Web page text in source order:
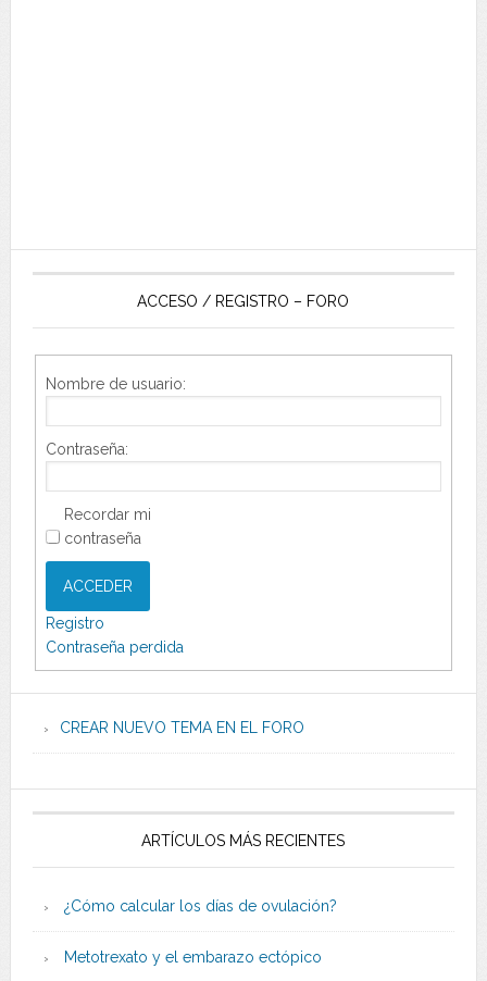
ACCESO / REGISTRO – FORO
Nombre de usuario:
Contraseña:
Recordar mi
contraseña
ACCEDER
Registro
Contraseña perdida
CREAR NUEVO TEMA EN EL FORO
ARTÍCULOS MÁS RECIENTES
¿Cómo calcular los días de ovulación?
Metotrexato y el embarazo ectópico